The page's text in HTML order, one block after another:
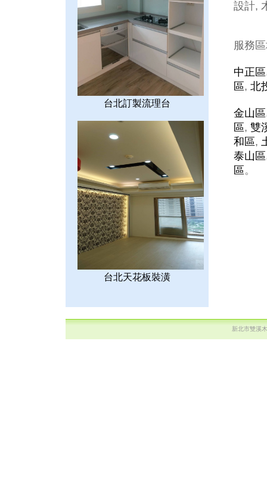
台北訂製流理台
台北天花板裝潢
設計,
服務
中正區
區, 北
金山區
區, 雙
和區,
泰山區
區 。
新北市雙溪